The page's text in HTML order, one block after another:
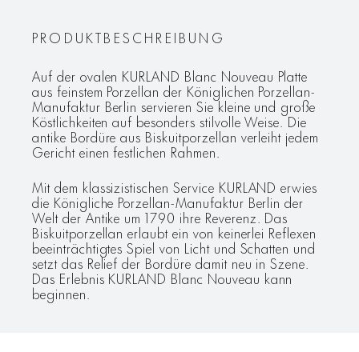
PRODUKTBESCHREIBUNG
Auf der ovalen KURLAND Blanc Nouveau Platte
aus feinstem Porzellan der Königlichen Porzellan-
Manufaktur Berlin servieren Sie kleine und große
Köstlichkeiten auf besonders stilvolle Weise. Die
antike Bordüre aus Biskuitporzellan verleiht jedem
Gericht einen festlichen Rahmen.
Mit dem klassizistischen Service KURLAND erwies
die Königliche Porzellan-Manufaktur Berlin der
Welt der Antike um 1790 ihre Reverenz. Das
Biskuitporzellan erlaubt ein von keinerlei Reflexen
beeinträchtigtes Spiel von Licht und Schatten und
setzt das Relief der Bordüre damit neu in Szene.
Das Erlebnis KURLAND Blanc Nouveau kann
beginnen.